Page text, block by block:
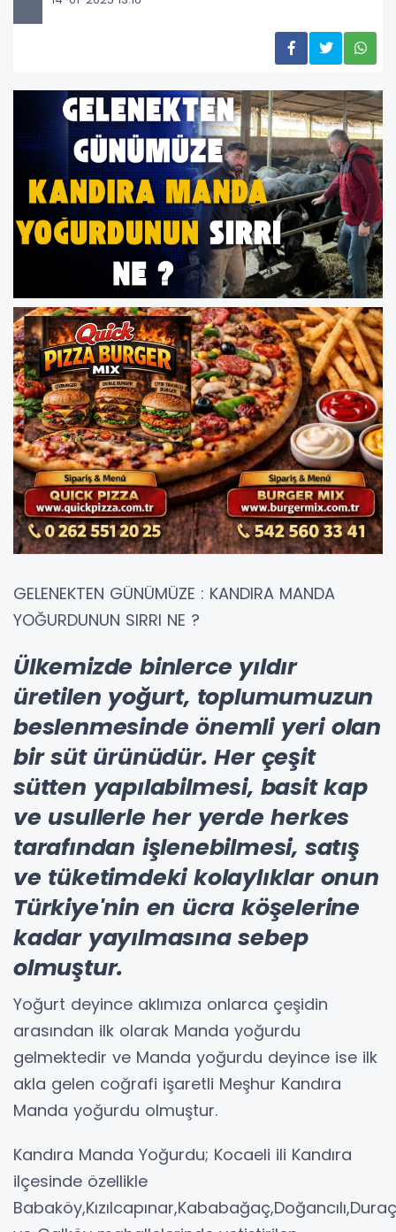
GELENEKTEN GÜNÜMÜZE : KANDIRA MANDA
YOĞURDUNUN SIRRI NE ?
Ülkemizde binlerce yıldır
üretilen yoğurt, toplumumuzun
beslenmesinde önemli yeri olan
bir süt ürünüdür. Her çeşit
sütten yapılabilmesi, basit kap
ve usullerle her yerde herkes
tarafından işlenebilmesi, satış
ve tüketimdeki kolaylıklar onun
Türkiye'nin en ücra köşelerine
kadar yayılmasına sebep
olmuştur.
Yoğurt deyince aklımıza onlarca çeşidin
arasından ilk olarak Manda yoğurdu
gelmektedir ve Manda yoğurdu deyince ise ilk
akla gelen coğrafi işaretli Meşhur Kandıra
Manda yoğurdu olmuştur.
Kandıra Manda Yoğurdu; Kocaeli ili Kandıra
ilçesinde özellikle